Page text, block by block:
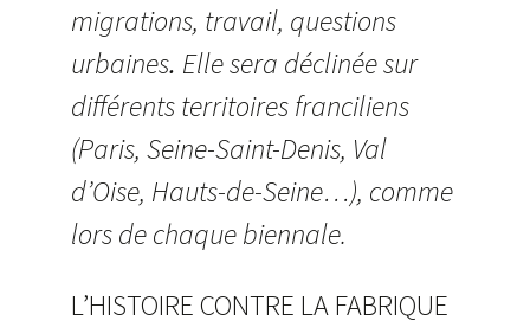
migrations, travail, questions
urbaines. Elle sera déclinée sur
différents territoires franciliens
(Paris, Seine-Saint-Denis, Val
d’Oise, Hauts-de-Seine…), comme
lors de chaque biennale.
L’HISTOIRE CONTRE LA FABRIQUE